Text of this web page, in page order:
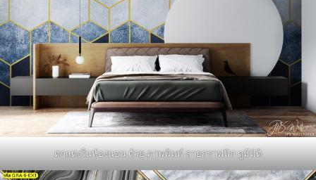
ตกแต่งในห้องนอน ด้วย ภาพพิมพ์ ลายกราฟฟิก ดูมีมิติ